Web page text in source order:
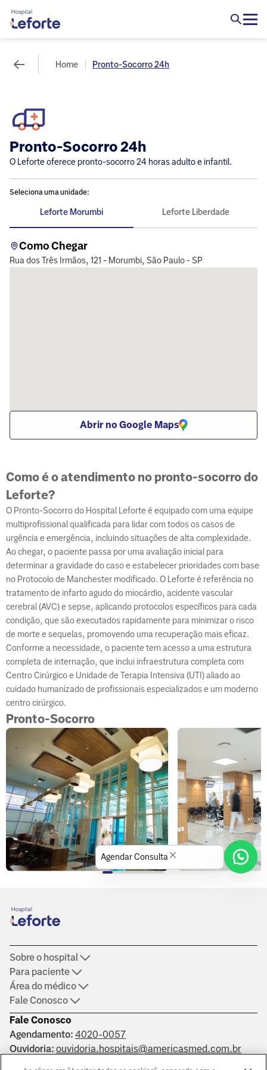
Home Pronto-Socorro 24h
Pronto-Socorro 24h
O Leforte oferece pronto-socorro 24 horas adulto e infantil.
Seleciona uma unidade:
Leforte Morumbi Leforte Liberdade
Como Chegar
Rua dos Três Irmãos, 121 - Morumbi, São Paulo - SP
Abrir no Google Maps
Como é o atendimento no pronto-socorro do
Leforte?
O Pronto-Socorro do Hospital Leforte é equipado com uma equipe
multiprofissional qualificada para lidar com todos os casos de
urgência e emergência, incluindo situações de alta complexidade.
Ao chegar, o paciente passa por uma avaliação inicial para
determinar a gravidade do caso e estabelecer prioridades com base
no Protocolo de Manchester modificado. O Leforte é referência no
tratamento de infarto agudo do miocárdio, acidente vascular
cerebral (AVC) e sepse, aplicando protocolos específicos para cada
condição, que são executados rapidamente para minimizar o risco
de morte e sequelas, promovendo uma recuperação mais eficaz.
Conforme a necessidade, o paciente tem acesso a uma estrutura
completa de internação, que inclui infraestrutura completa com
Centro Cirúrgico e Unidade de Terapia Intensiva (UTI) aliado ao
cuidado humanizado de profissionais especializados e um moderno
centro cirúrgico.
Pronto-Socorro
Fale Conosco
Agendamento: 4020-0057
Ouvidoria: ouvidoria.hospitais@americasmed.com.br
Sobre o hospital
Para paciente
Área do médico
Fale Conosco
Agendar Consulta